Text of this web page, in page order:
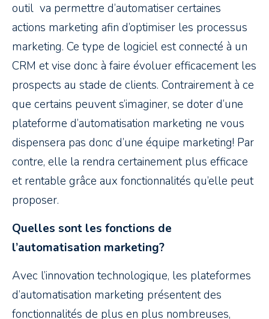
outil va permettre d’automatiser certaines
actions marketing afin d’optimiser les processus
marketing. Ce type de logiciel est connecté à un
CRM et vise donc à faire évoluer efficacement les
prospects au stade de clients. Contrairement à ce
que certains peuvent s’imaginer, se doter d’une
plateforme d’automatisation marketing ne vous
dispensera pas donc d’une équipe marketing! Par
contre, elle la rendra certainement plus efficace
et rentable grâce aux fonctionnalités qu’elle peut
proposer.
Quelles sont les fonctions de
l’automatisation marketing?
Avec l’innovation technologique, les plateformes
d’automatisation marketing présentent des
fonctionnalités de plus en plus nombreuses,